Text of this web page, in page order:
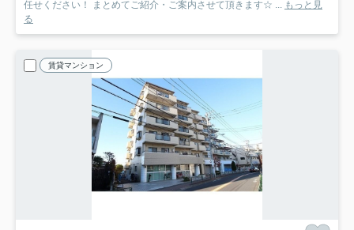
任せください！ まとめてご紹介・ご案内させて頂きます☆ ... もっと見
る
賃貸マンション